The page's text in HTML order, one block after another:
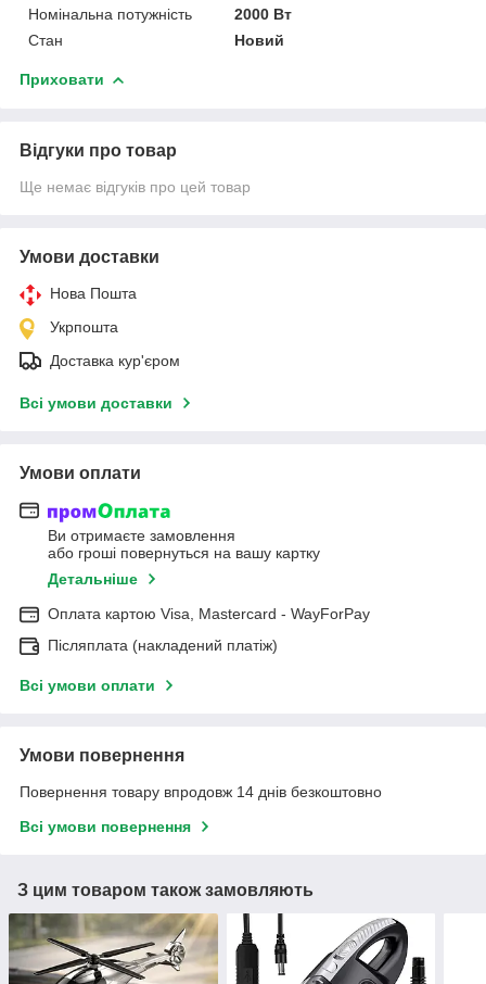
Номінальна потужність
2000 Вт
Стан
Новий
Приховати
Відгуки про товар
Ще немає відгуків про цей товар
Умови доставки
Нова Пошта
Укрпошта
Доставка кур'єром
Всі умови доставки
Умови оплати
Ви отримаєте замовлення
або гроші повернуться на вашу картку
Детальніше
Оплата картою Visa, Mastercard - WayForPay
Післяплата (накладений платіж)
Всі умови оплати
Умови повернення
Повернення товару впродовж 14 днів безкоштовно
Всі умови повернення
З цим товаром також замовляють